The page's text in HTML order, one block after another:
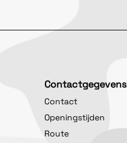
Contactgegevens
Contact
Openingstijden
Route